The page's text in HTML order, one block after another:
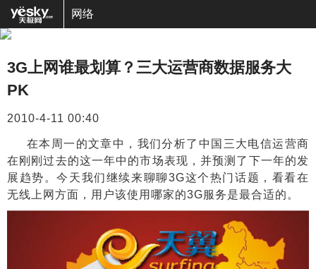
网络
3G上网谁最划算？三大运营商数据服务大
PK
2010-4-11 00:40
在本周一的文章中，我们分析了中国三大电信运营商
在刚刚过去的这一年中的市场表现，并预测了下一年的发
展趋势。今天我们继续来聊聊3G这个热门话题，看看在
无线上网方面，用户该使用哪家的3G服务是最合适的。